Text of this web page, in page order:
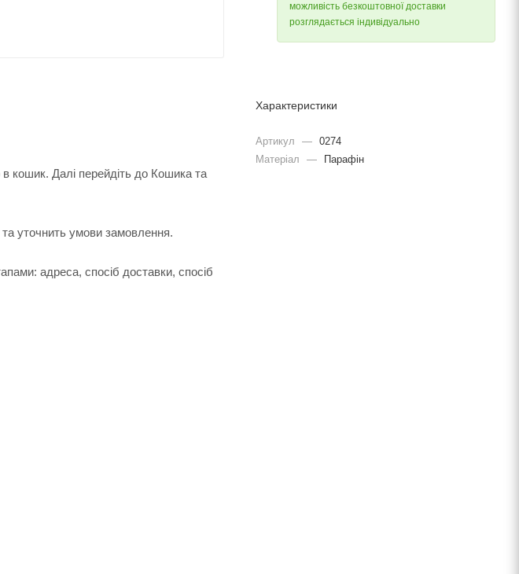
кошик. Далі перейдіть до Кошика та
уточнить умови замовлення.
адреса, спосіб доставки, спосіб
можливість безкоштовної доставки
розглядається індивідуально
Характеристики
Артикул — 0274
Матеріал
— Парафін